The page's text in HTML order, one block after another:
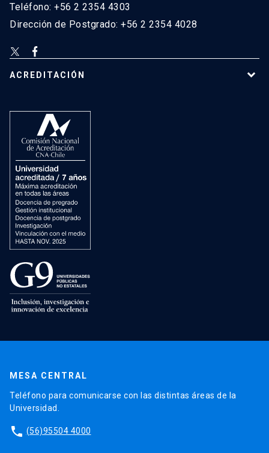
Teléfono: +56 2 2354 4303
Dirección de Postgrado: +56 2 2354 4028
ACREDITACIÓN
MESA CENTRAL
Teléfono para comunicarse con las distintas áreas de la
Universidad.
phone (56)95504 4000